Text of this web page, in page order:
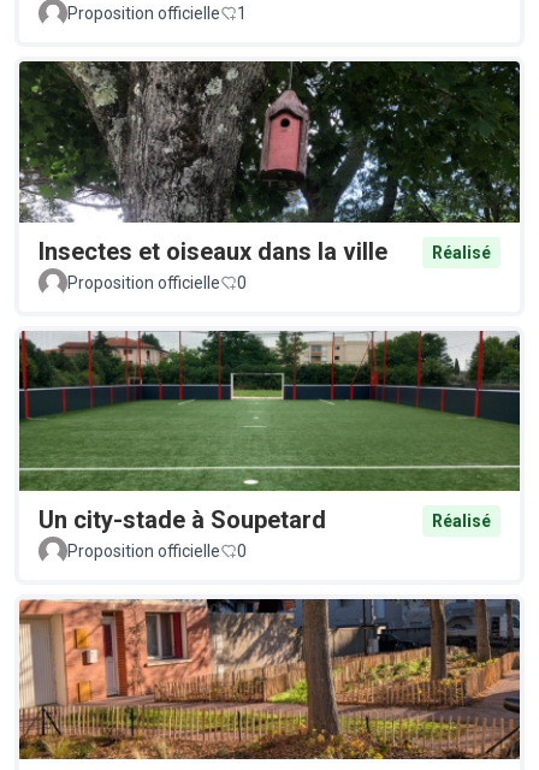
Proposition officielle 1
Insectes et oiseaux dans la ville
Réalisé
Proposition officielle
0
Un city-stade à Soupetard
Réalisé
Proposition officielle
0